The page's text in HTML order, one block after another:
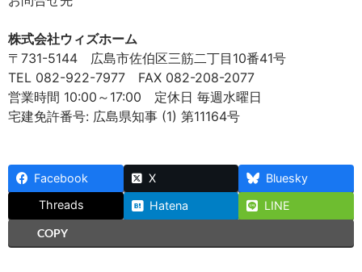
株式会社ウィズホーム
〒731-5144 広島市佐伯区三筋二丁目10番41号
TEL 082-922-7977 FAX 082-208-2077
営業時間 10:00～17:00 定休日 毎週水曜日
宅建免許番号: 広島県知事 (1) 第11164号
Facebook X
Bluesky
Threads
Hatena
LINE
COPY